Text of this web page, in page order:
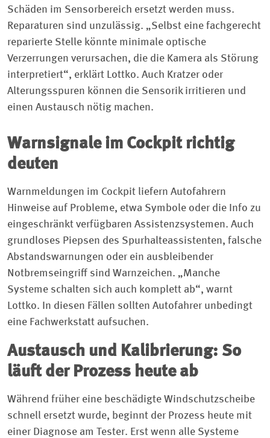
Schäden im Sensorbereich ersetzt werden muss.
Reparaturen sind unzulässig. „Selbst eine fachgerecht
reparierte Stelle könnte minimale optische
Verzerrungen verursachen, die die Kamera als Störung
interpretiert“, erklärt Lottko. Auch Kratzer oder
Alterungsspuren können die Sensorik irritieren und
einen Austausch nötig machen.
Warnsignale im Cockpit richtig
deuten
Warnmeldungen im Cockpit liefern Autofahrern
Hinweise auf Probleme, etwa Symbole oder die Info zu
eingeschränkt verfügbaren Assistenzsystemen. Auch
grundloses Piepsen des Spurhalteassistenten, falsche
Abstandswarnungen oder ein ausbleibender
Notbremseingriff sind Warnzeichen. „Manche
Systeme schalten sich auch komplett ab“, warnt
Lottko. In diesen Fällen sollten Autofahrer unbedingt
eine Fachwerkstatt aufsuchen.
Austausch und Kalibrierung: So
läuft der Prozess heute ab
Während früher eine beschädigte Windschutzscheibe
schnell ersetzt wurde, beginnt der Prozess heute mit
einer Diagnose am Tester. Erst wenn alle Systeme